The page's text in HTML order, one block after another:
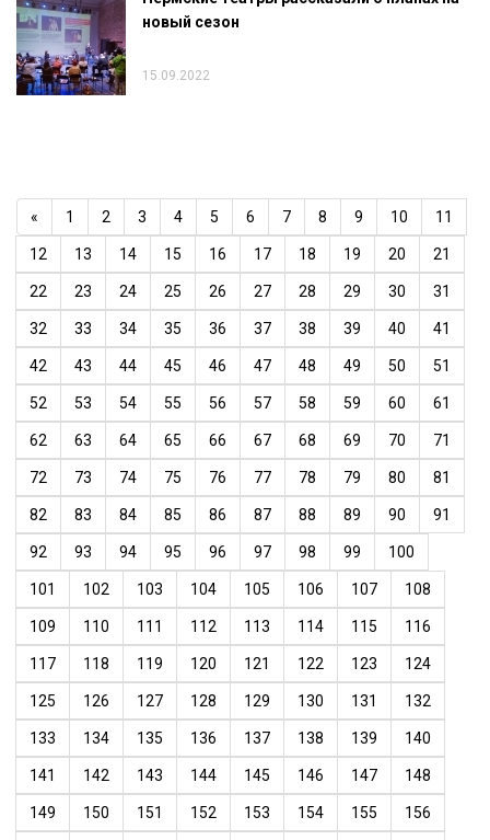
новый сезон
15.09.2022
« 1 2 3 4 5 6 7 8 9 10 11
12 13 14 15 16 17 18 19 20 21
22 23 24 25 26 27 28 29 30 31
32 33 34 35 36 37 38 39 40 41
42 43 44 45 46 47 48 49 50 51
52 53 54 55 56 57 58 59 60 61
62 63 64 65 66 67 68 69 70 71
72 73 74 75 76 77 78 79 80 81
82 83 84 85 86 87 88 89 90 91
92 93 94 95 96 97 98 99 100
101 102 103 104 105 106 107 108
109 110 111 112 113 114 115 116
117 118 119 120 121 122 123 124
125 126 127 128 129 130 131 132
133 134 135 136 137 138 139 140
141 142 143 144 145 146 147 148
149 150 151 152 153 154 155 156